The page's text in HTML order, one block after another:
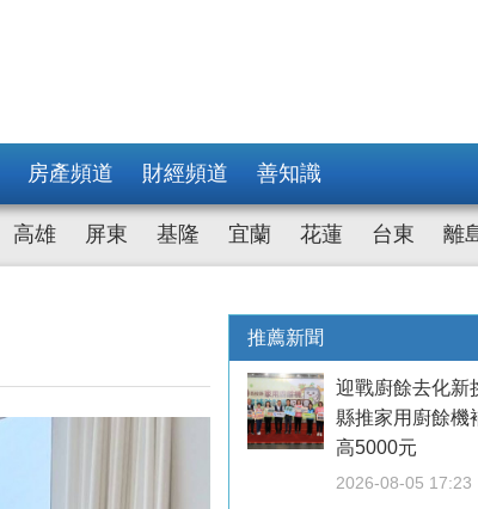
房產頻道 財經頻道 善知識
高雄 屏東 基隆 宜蘭 花蓮 台東 離
推薦新聞
迎戰廚餘去化
縣推家用廚餘機
高5000元
2026-08-05 17:23